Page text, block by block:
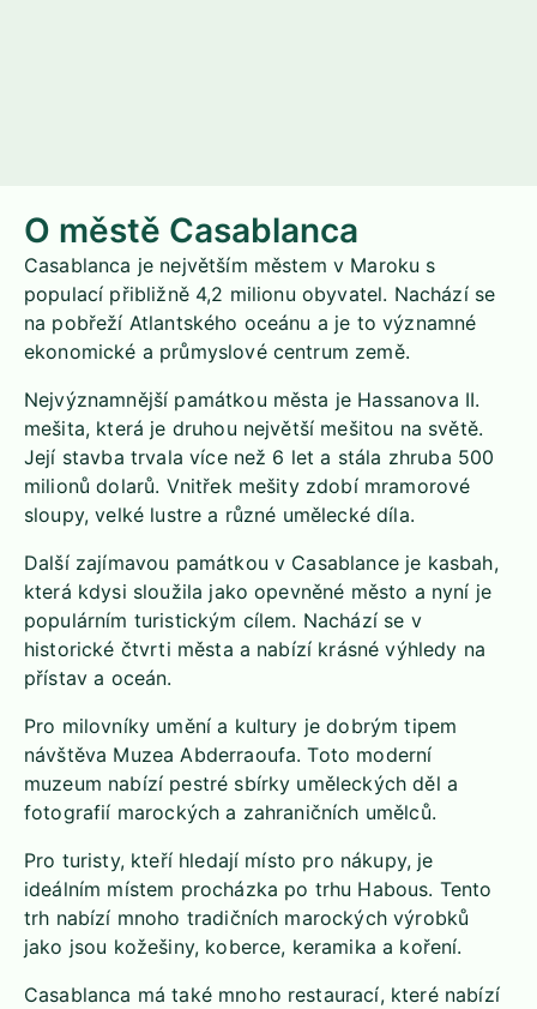
O městě Casablanca
Casablanca je největším městem v Maroku s
populací přibližně 4,2 milionu obyvatel. Nachází se
na pobřeží Atlantského oceánu a je to významné
ekonomické a průmyslové centrum země.
Nejvýznamnější památkou města je Hassanova II.
mešita, která je druhou největší mešitou na světě.
Její stavba trvala více než 6 let a stála zhruba 500
milionů dolarů. Vnitřek mešity zdobí mramorové
sloupy, velké lustre a různé umělecké díla.
Další zajímavou památkou v Casablance je kasbah,
která kdysi sloužila jako opevněné město a nyní je
populárním turistickým cílem. Nachází se v
historické čtvrti města a nabízí krásné výhledy na
přístav a oceán.
Pro milovníky umění a kultury je dobrým tipem
návštěva Muzea Abderraoufa. Toto moderní
muzeum nabízí pestré sbírky uměleckých děl a
fotografií marockých a zahraničních umělců.
Pro turisty, kteří hledají místo pro nákupy, je
ideálním místem procházka po trhu Habous. Tento
trh nabízí mnoho tradičních marockých výrobků
jako jsou kožešiny, koberce, keramika a koření.
Casablanca má také mnoho restaurací, které nabízí